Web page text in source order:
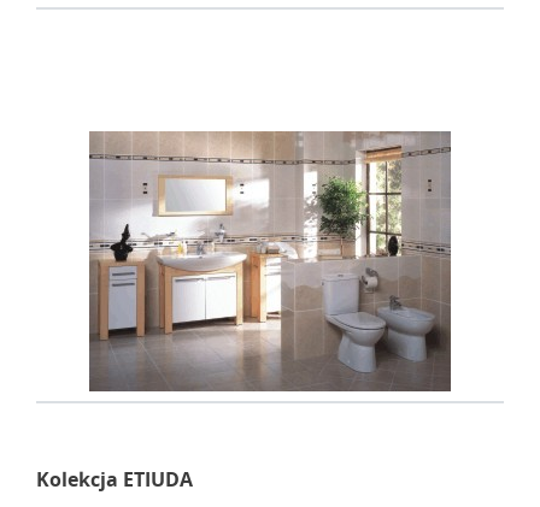
Kolekcja ETIUDA